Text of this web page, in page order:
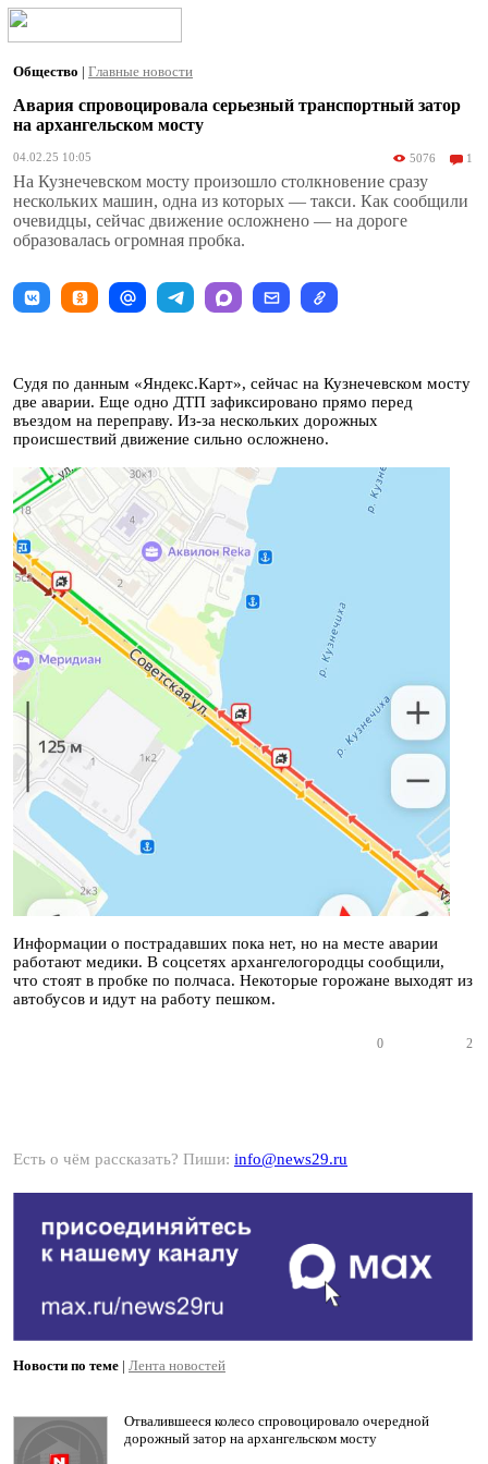
Общество | Главные новости
Авария спровоцировала серьезный транспортный затор
на архангельском мосту
04.02.25 10:05 5076 1
На Кузнечевском мосту произошло столкновение сразу
нескольких машин, одна из которых — такси. Как сообщили
очевидцы, сейчас движение осложнено — на дороге
образовалась огромная пробка.
Судя по данным «Яндекс.Карт», сейчас на Кузнечевском мосту
две аварии. Еще одно ДТП зафиксировано прямо перед
въездом на переправу. Из-за нескольких дорожных
происшествий движение сильно осложнено.
Информации о пострадавших пока нет, но на месте аварии
работают медики. В соцсетях архангелогородцы сообщили,
что стоят в пробке по полчаса. Некоторые горожане выходят из
автобусов и идут на работу пешком.
0 2
Есть о чём рассказать? Пиши: info@news29.ru
Новости по теме | Лента новостей
Отвалившееся колесо спровоцировало очередной
дорожный затор на архангельском мосту